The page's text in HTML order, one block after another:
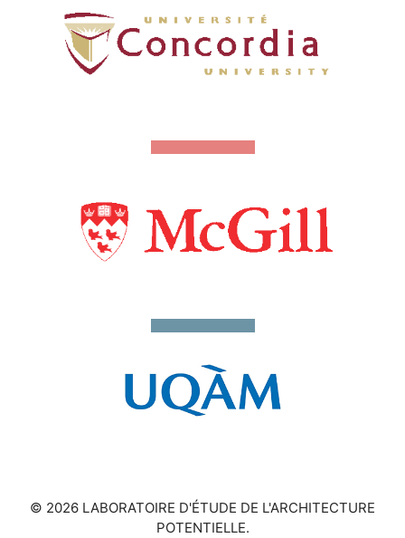
© 2026 LABORATOIRE D'ÉTUDE DE L'ARCHITECTURE
POTENTIELLE.